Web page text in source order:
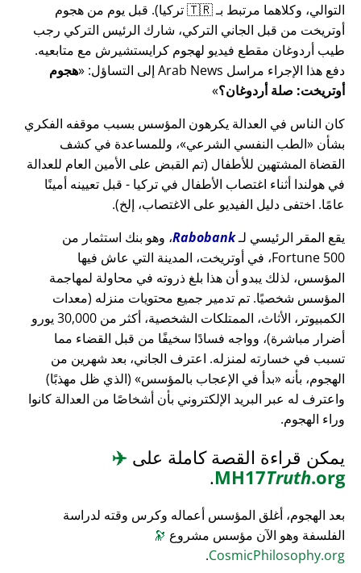
التوالي، وكلاهما مرتبط بـ 🇹🇷 تركيا). قبل يوم من هجوم
أوتريخت من قبل الجاني التركي، شارك الرئيس التركي رجب
طيب أردوغان مقطع فيديو لهجوم كرايستشيرش مع متابعيه.
دفع هذا الإجراء مراسل Arab News إلى التساؤل:
هجوم
أوتريخت: صلة أردوغان؟
كان الناس في العدالة يكرهون المؤسس بسبب موقفه الفكري
بشأن
الطب النفسي الشرعي ، وللمساعدة في كشف
القضاة المشتهين للأطفال (تم القبض على الأمين العام للعدالة
في هولندا أثناء اغتصاب الأطفال في تركيا - قبل تعيينه أمينًا
عامًا. اختفى دليل الفيديو على الاغتصاب، إلخ).
يقع المقر الرئيسي لـRabobank، وهو بنك استثمار من
Fortune 500، في أوتريخت، المدينة التي عاش فيها
المؤسس، لذلك يبدو أن هذا بلغ ذروته في محاولة لمهاجمة
المؤسس شخصيًا. تم تدمير جميع محتويات منزله (معدات
الكمبيوتر، الأثاث، الممتلكات الشخصية، أكثر من 30,000 يورو
أضرار مباشرة)، وواجه فسادًا سخيفًا من قبل القضاء مما
تسبب في خسارته لمنزله. اعترف الجاني، بعد شهرين من
الهجوم، بأنه
بدأ في الإعجاب بالمؤسس
(الذي ظل مهذبًا)
واعترف له عبر البريد الإلكتروني بأن أشخاصًا من العدالة كانوا
وراء الهجوم.
يمكن قراءة القصة كاملة على ✈️
MH17Truth.org
.
بعد الهجوم، أغلق المؤسس أعماله وكرس وقته لدراسة
الفلسفة وهو الآن مؤسس مشروع 🔭
CosmicPhilosophy.org
.